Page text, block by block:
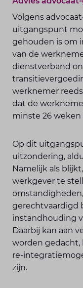
Volgens
uitgangspunt
gehouden is om
van de
dienstverband
werknemer
dat de
minste 26 weken
Op dit
uitzondering,
Namelijk als
werkgever te
gerechtvaardigd
instandhouding
Daarbij kan aan
worden gedacht,
re-
zijn.